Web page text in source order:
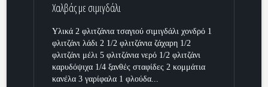
Χαλβάς με σιμιγδάλι
Υλικά 2 φλιτζάνια τσαγιού σιμιγδάλι χονδρό 1
φλιτζάνι λάδι 2 1/2 φλιτζάνια ζάχαρη 1/2
φλιτζάνι μέλι 5 φλιτζάνια νερό 1/2 φλιτζάνι
καρυδόψιχα 1/4 ξανθές σταφίδες 2 κομμάτια
κανέλα 3 γαρίφαλα 1 φλούδα...